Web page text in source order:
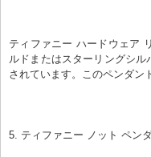
ティファニー ハードウェア
ルドまたはスターリングシ
されています。このペンダン
5. ティファニー ノット ペン